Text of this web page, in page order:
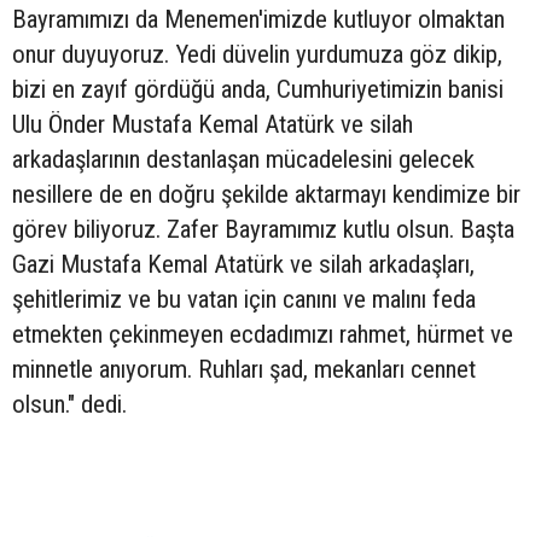
Bayramımızı da Menemen'imizde kutluyor olmaktan
onur duyuyoruz. Yedi düvelin yurdumuza göz dikip,
bizi en zayıf gördüğü anda, Cumhuriyetimizin banisi
Ulu Önder Mustafa Kemal Atatürk ve silah
arkadaşlarının destanlaşan mücadelesini gelecek
nesillere de en doğru şekilde aktarmayı kendimize bir
görev biliyoruz. Zafer Bayramımız kutlu olsun. Başta
Gazi Mustafa Kemal Atatürk ve silah arkadaşları,
şehitlerimiz ve bu vatan için canını ve malını feda
etmekten çekinmeyen ecdadımızı rahmet, hürmet ve
minnetle anıyorum. Ruhları şad, mekanları cennet
olsun." dedi.